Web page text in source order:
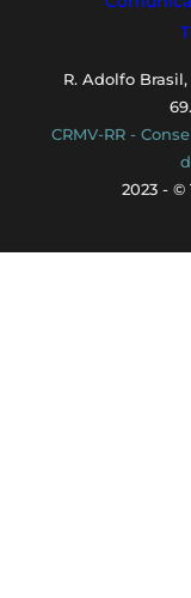
R. Adolfo Brasil,
CRMV-RR -
2023 - ©